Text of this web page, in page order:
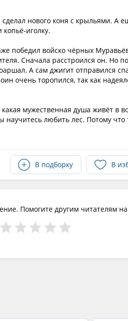
нового коня с крыльями. А
иголку.
победил войско чёрных
Сначала расстроился он. Но
А сам джигит отправился
очень торопился, так как
мужественная душа живёт в
научитесь любить лес. Потому что
В подборку В
Помогите другим читателям